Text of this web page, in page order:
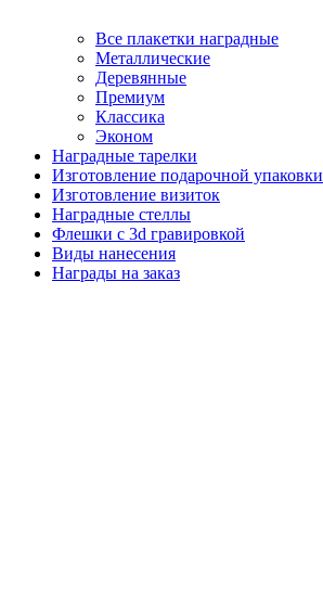
Все плакетки наградные
Металлические
Деревянные
Премиум
Классика
Эконом
Наградные тарелки
Изготовление подарочной упаковки
Изготовление визиток
Наградные стеллы
Флешки с 3d гравировкой
Виды нанесения
Награды на заказ